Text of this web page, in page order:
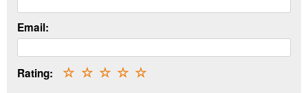
Email:
Rating: ☆
☆
☆
☆
☆